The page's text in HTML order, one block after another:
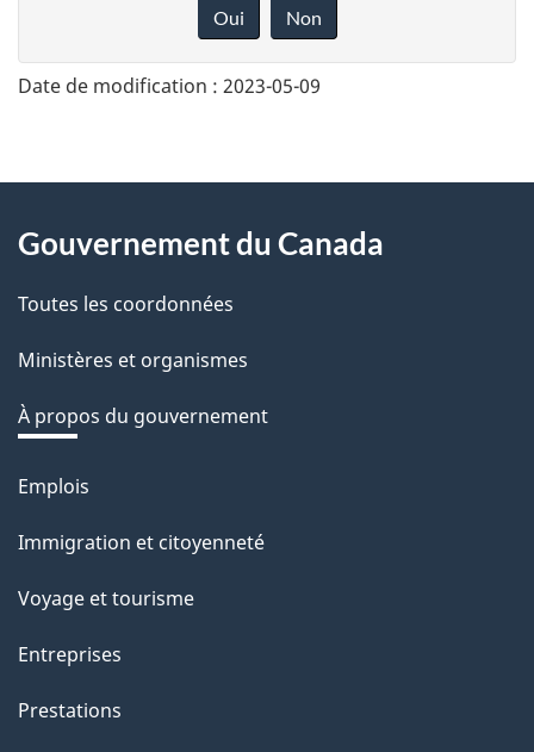
n
v
o
t
r
r
é
t
r
a
c
i
o
Oui Non
Date de modification : 2023-05-09
About
this
site
Gouvernement du Canada
Toutes les coordonnées
Ministères et organismes
À propos du gouvernement
Thèmes
sujets
Emplois
Immigration et citoyenneté
Voyage et tourisme
Entreprises
Prestations